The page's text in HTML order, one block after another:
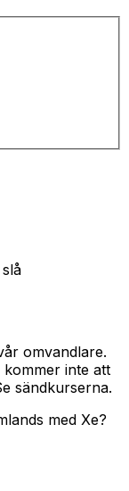
omvandlare.
inte att
sändkurserna.
med Xe?